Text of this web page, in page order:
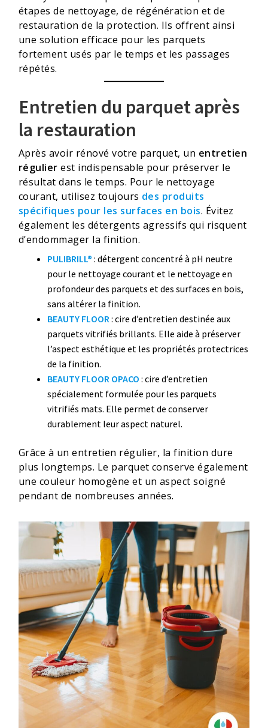
étapes de nettoyage, de régénération et de
restauration de la protection. Ils offrent ainsi
une solution efficace pour les parquets
fortement usés par le temps et les passages
répétés.
Entretien du parquet après
la restauration
Après avoir rénové votre parquet, un entretien
régulier est indispensable pour préserver le
résultat dans le temps. Pour le nettoyage
courant, utilisez toujours des produits
spécifiques pour les surfaces en bois. Évitez
également les détergents agressifs qui risquent
d’endommager la finition.
PULIBRILL® : détergent concentré à pH neutre
pour le nettoyage courant et le nettoyage en
profondeur des parquets et des surfaces en bois,
sans altérer la finition.
BEAUTY FLOOR: cire d’entretien destinée aux
parquets vitrifiés brillants. Elle aide à préserver
l’aspect esthétique et les propriétés protectrices
de la finition.
BEAUTY FLOOR OPACO : cire d’entretien
spécialement formulée pour les parquets
vitrifiés mats. Elle permet de conserver
durablement leur aspect naturel.
Grâce à un entretien régulier, la finition dure
plus longtemps. Le parquet conserve également
une couleur homogène et un aspect soigné
pendant de nombreuses années.